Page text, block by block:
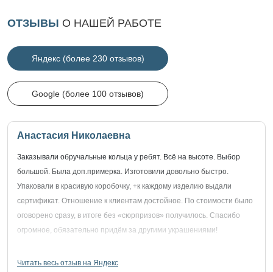
ОТЗЫВЫ О НАШЕЙ РАБОТЕ
Яндекс (более 230 отзывов)
Google (более 100 отзывов)
Анастасия Николаевна
Заказывали обручальные кольца у ребят. Всё на высоте. Выбор
большой. Была доп.примерка. Изготовили довольно быстро.
Упаковали в красивую коробочку, +к каждому изделию выдали
сертификат. Отношение к клиентам достойное. По стоимости было
оговорено сразу, в итоге без «сюрпризов» получилось. Спасибо
огромное, обязательно придём за другими украшениями!
Читать весь отзыв на Яндекс